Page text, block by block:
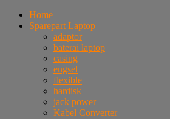
Home
Sparepart Laptop
adaptor
baterai laptop
casing
engsel
flexible
hardisk
jack power
Kabel Converter